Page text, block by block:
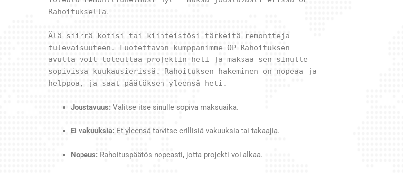
Rahoituksella.
Älä siirrä kotisi tai kiinteistösi tärkeitä remontteja
tulevaisuuteen. Luotettavan kumppanimme OP Rahoituksen
avulla voit toteuttaa projektin heti ja maksaa sen sinulle
sopivissa kuukausierissä. Rahoituksen hakeminen on nopeaa ja
helppoa, ja saat päätöksen yleensä heti.
Joustavuus: Valitse itse sinulle sopiva maksuaika.
Ei vakuuksia: Et yleensä tarvitse erillisiä vakuuksia tai takaajia.
Nopeus: Rahoituspäätös nopeasti, jotta projekti voi alkaa.